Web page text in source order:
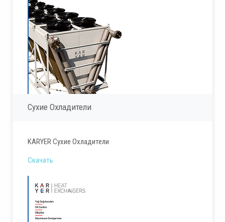
Сухие Охладители
KARYER Сухие Охладители
Скачать